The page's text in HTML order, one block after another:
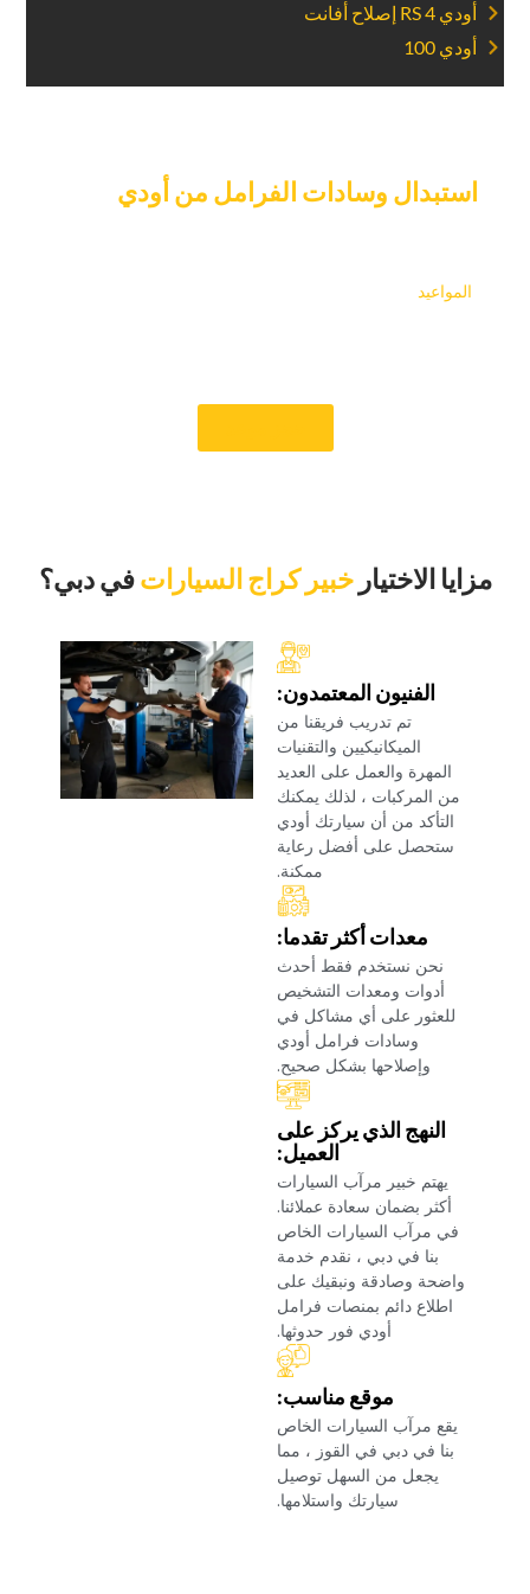
‏أودي RS 4 إصلاح أفانت‏
‏أودي 100‏
‏استبدال وسادات الفرامل من أودي‏
‏المواعيد‏
‏مزايا الاختيار‏ خبير كراج السيارات‏في دبي؟‏
‏الفنيون المعتمدون:‏
‏تم تدريب فريقنا من
الميكانيكيين والتقنيات
المهرة والعمل على العديد
من المركبات ، لذلك يمكنك
التأكد من أن سيارتك أودي
ستحصل على أفضل رعاية
ممكنة.‏
‏معدات أكثر تقدما:‏
‏نحن نستخدم فقط أحدث
أدوات ومعدات التشخيص
للعثور على أي مشاكل في
وسادات فرامل أودي
وإصلاحها بشكل صحيح.‏
‏النهج الذي يركز على
العميل:‏
‏يهتم خبير مرآب السيارات
أكثر بضمان سعادة عملائنا.
في مرآب السيارات الخاص
بنا في دبي ، نقدم خدمة
واضحة وصادقة ونبقيك على
اطلاع دائم بمنصات فرامل
أودي فور حدوثها.‏
‏موقع مناسب:‏
‏يقع مرآب السيارات الخاص
بنا في دبي في القوز ، مما
يجعل من السهل توصيل
سيارتك واستلامها.‏